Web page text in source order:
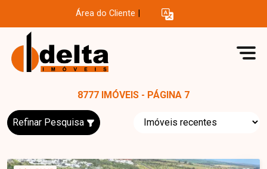
Área do Cliente
8777 IMÓVEIS - PÁGINA 7
Refinar Pesquisa